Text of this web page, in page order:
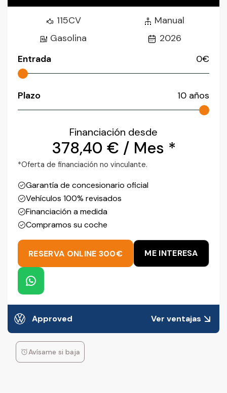
115CV
Manual
Gasolina
2026
Entrada
0€
Plazo 10 años
Financiación desde
378,40 € / Mes *
*Oferta de financiación no vinculante.
Garantía de concesionario oficial
Vehículos 100% revisados
Financiación a medida
Compramos su coche
RESERVA ONLINE 300€ ME INTERESA
Approved Ver ventajas
Avísame si baja